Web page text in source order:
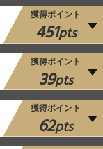
獲得ポイント
451pts
獲得ポイント
39pts
獲得ポイント
62pts